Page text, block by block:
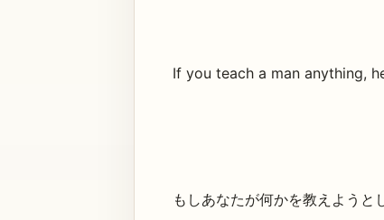
If you teach a man anything,
もしあなたが何かを教えようと